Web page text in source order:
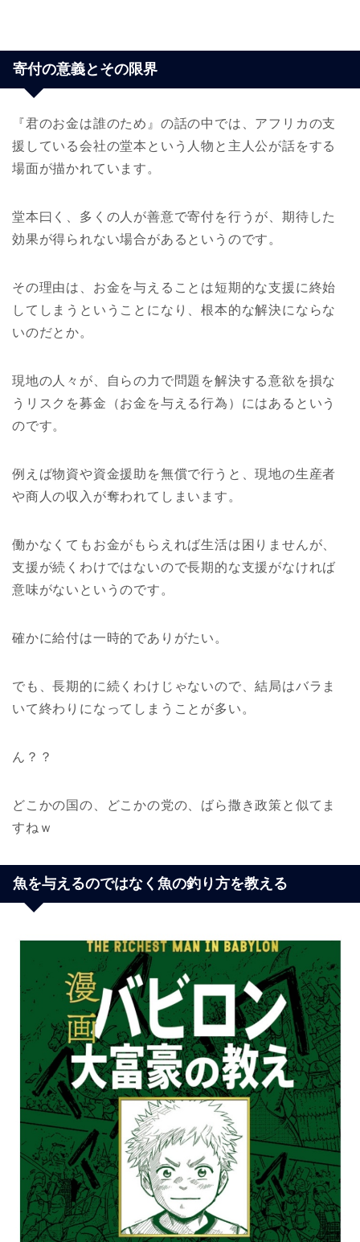
寄付の意義とその限界
『君のお金は誰のため』の話の中では、アフリカの支
援している会社の堂本という人物と主人公が話をする
場面が描かれています。
堂本曰く、多くの人が善意で寄付を行うが、期待した
効果が得られない場合があるというのです。
その理由は、お金を与えることは短期的な支援に終始
してしまうということになり、根本的な解決にならな
いのだとか。
現地の人々が、自らの力で問題を解決する意欲を損な
うリスクを募金（お金を与える行為）にはあるという
のです。
例えば物資や資金援助を無償で行うと、現地の生産者
や商人の収入が奪われてしまいます。
働かなくてもお金がもらえれば生活は困りませんが、
支援が続くわけではないので長期的な支援がなければ
意味がないというのです。
確かに給付は一時的でありがたい。
でも、長期的に続くわけじゃないので、結局はバラま
いて終わりになってしまうことが多い。
ん？？
どこかの国の、どこかの党の、ばら撒き政策と似てま
すねｗ
魚を与えるのではなく魚の釣り方を教える